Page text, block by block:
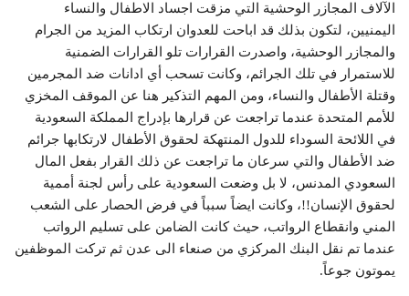
الآلاف المجازر الوحشية التي مزقت اجساد الاطفال والنساء
اليمنيين، لتكون بذلك قد اباحت للعدوان ارتكاب المزيد من الجرام
والمجازر الوحشية، واصدرت القرارات تلو القرارات الضمنية
للاستمرار في تلك الجرائم، وكانت تسحب أي ادانات ضد المجرمين
وقتلة الأطفال والنساء، ومن المهم التذكير هنا عن الموقف المخزي
للأمم المتحدة عندما تراجعت عن قرارها بإدراج المملكة السعودية
في اللائحة السوداء للدول المنتهكة لحقوق الأطفال لارتكابها جرائم
ضد الأطفال والتي سرعان ما تراجعت عن ذلك القرار بفعل المال
السعودي المدنس، لا بل وضعت السعودية على رأس لجنة أممية
لحقوق الإنسان!!، وكانت ايضاً سبباً في فرض الحصار على الشعب
المني وانقطاع الرواتب، حيث كانت الضامن على تسليم الرواتب
عندما تم نقل البنك المركزي من صنعاء الى عدن ثم تركت الموظفين
يموتون جوعاً.